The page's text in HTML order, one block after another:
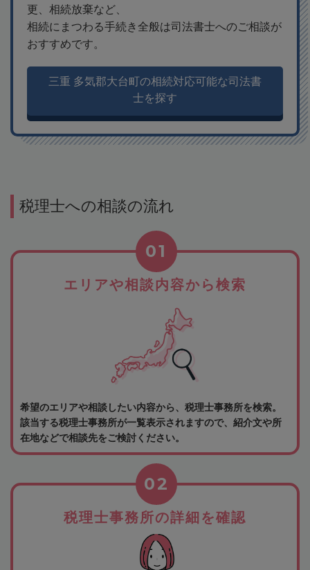
更、相続放棄など、
相続にまつわる手続き全般は司法書士へのご相談が
おすすめです。
三重 多気郡大台町の相続対応可能な司法書
士を探す
税理士への相談の流れ
エリアや相談内容から検索
01
希望のエリアや相談したい内容から、税理士事務所を検索。
該当する税理士事務所が一覧表示されますので、紹介文や所
在地などで相談先をご検討ください。
税理士事務所の詳細を確認
02